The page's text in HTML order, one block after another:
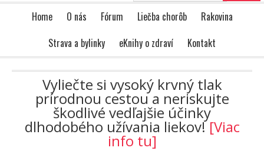
Home O nás Fórum Liečba chorôb
Rakovina
Strava a bylinky
eKnihy o zdraví Kontakt
Vyliečte si vysoký krvný tlak
prírodnou cestou a neriskujte
škodlivé vedľajšie účinky
dlhodobého užívania liekov![Viac
info tu]